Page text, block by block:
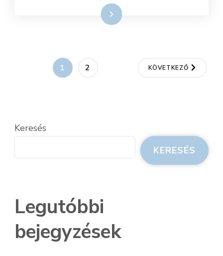
Tovább
Bejegyzések
OLDAL
1 OLDAL
2 KÖVETKEZŐ
Keresés
KERESÉS
Legutóbbi
bejegyzések